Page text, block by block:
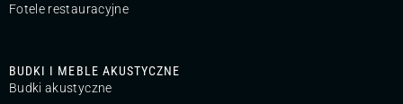
Fotele restauracyjne
BUDKI I MEBLE AKUSTYCZNE
Budki akustyczne